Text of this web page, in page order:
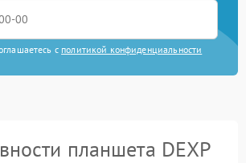
с политикой конфиденциальности
планшета DEXP